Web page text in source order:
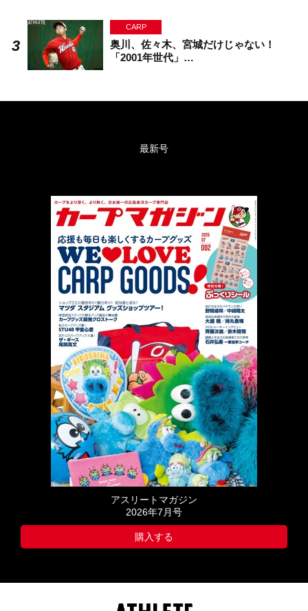
CARP
奥川、佐々木、宮城だけじゃない！
「2001年世代」…
最新号
アスリートマガジン
2026年7月号
購入する